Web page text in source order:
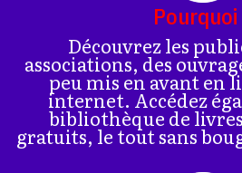
Pourquoi
Découvrez les
associations, des
peu mis en avant en
internet. Accédez
bibliothèque de
gratuits, le tout sans